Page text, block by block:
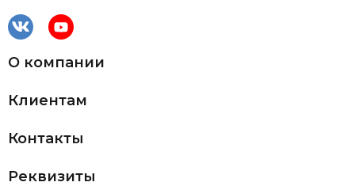
О компании
Клиентам
Контакты
Реквизиты